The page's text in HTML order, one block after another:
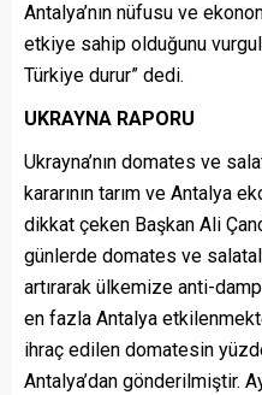
Antalya’nın nüfusu ve
etkiye sahip olduğunu
Türkiye durur” dedi.
UKRAYNA RAPORU
Ukrayna’nın domates ve
kararının tarım ve Antalya
dikkat çeken Başkan Ali
günlerde domates ve
artırarak ülkemize anti-
en fazla Antalya
ihraç edilen domatesin
Antalya’dan gönderilmiştir.